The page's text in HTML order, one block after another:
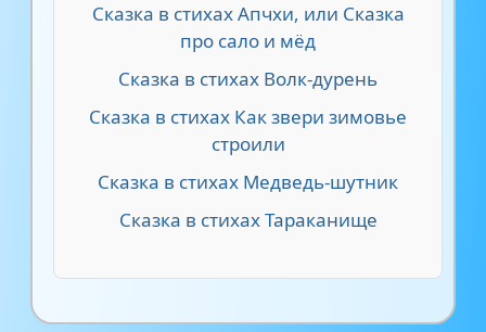
Сказка в стихах Апчхи, или Сказка
про сало и мёд
Сказка в стихах Волк-дурень
Сказка в стихах Как звери зимовье
строили
Сказка в стихах Медведь-шутник
Сказка в стихах Тараканище